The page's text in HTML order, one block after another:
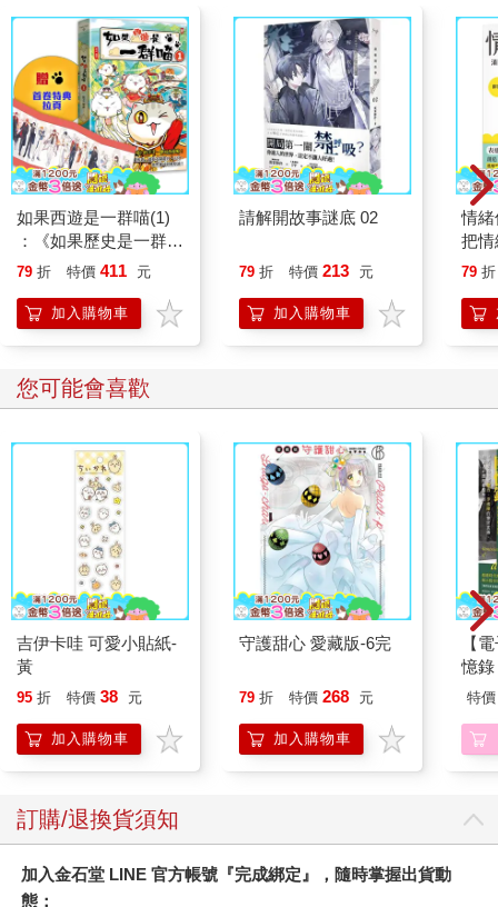
「想不到連持玉使者也拿不起來。」「傳說是真的。」「這樣如
何是好？」
低語開始擴散，變成嗡嗡的討論。
晨欣覺得緊張，這代表什麼意思？為什麼會這樣？九思會怎麼處
理？
九思的臉色更嚴肅了，他緊閉著嘴，像一條剛硬的直線。
過了好一會，九思開口說：「之前三塊生死玉在來到養心池之
後，都順利的被三位持玉使者好好的保管，除了我，沒有其他人
知道三位使者在哪。這次的生死玉，一開始就出現以前沒有發生
的狀況，所有的使者包括我，都碰不到這塊玉。所以在選出藤忠
多給藤忠一些跟玉連結的靈力，但是現在看來並不成功。」
「那現在怎麼辦？」一位使者問。
「晨欣可以把玉放在藤忠手上嗎？」有人問。
晨欣語帶遲疑。
「試試看。」藤忠伸出手掌。
穿過使者的手掌掉了下去，晨欣迅速的接住玉玦。
「還是，就讓她保留這塊生死玉？」一個棕色頭髮的男使者問。
「這也是一個辦法。」有人贊同。
「這樣好嗎？」一個女使者皺著眉頭。
「這樣有違養心池界法，保護生死玉是使者的責任跟榮耀。」另
一個女使者持反對意見。
「對啊，她才剛來，還不是使者，生死玉不能交給她。」底下有
不少人附和她。
「什麼叫不能交給她？這本來就是她媽媽留給她的東西啊！」棕
髮男使者說。
「但是生死玉事關重大，理應安放在養心池裡。」
「晨欣就在養心池裡啊！」
「可是晨欣夠資格嗎？」
九思舉起手，阻止其他人的紛紛發言，「晨欣不能永久保留這塊
覦，後患無窮。」
「那，讓她當持玉使者？藏玉的地方很隱密，我們的靈力應該足
夠保護她，沒人可以找到。」藤忠提出建議。
晨欣愣了一下，她知道那代表什麼意思，為了保護生死玉，她會
如果西遊是一群喵(1)
：《如果歷史是一群
喵》作者最新力作，附
79 折 特價 411 元
加入購物車
請解開故事謎底 02
79 折 特價 213 元
加入購物車
情
把
誰
79 折
您可能會喜歡
吉伊卡哇 可愛小貼紙-
黃
95 折 特價 38 元
加入購物車
守護甜心 愛藏版-6完
79 折 特價 268 元
加入購物車
【
憶
小
特價
訂購/退換貨須知
加入金石堂 LINE 官方帳號『完成綁定』，隨時掌握出貨動
態：